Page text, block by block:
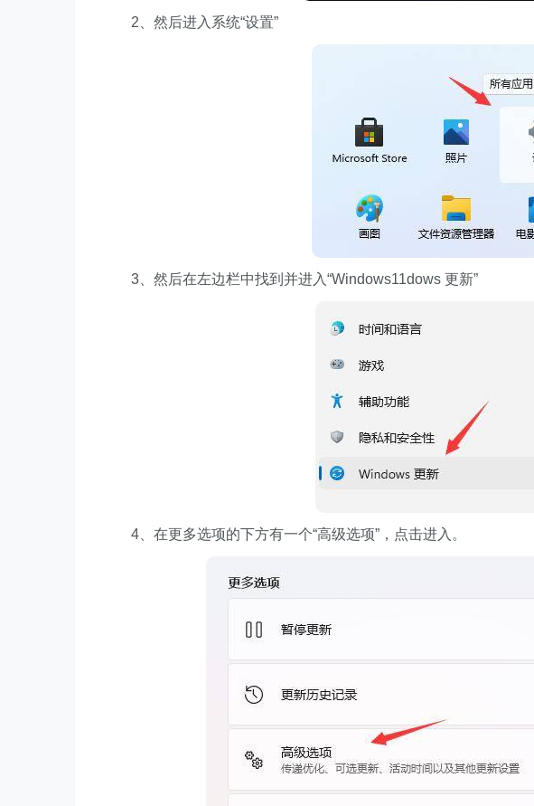
2、然后进入系统“设置”
3、然后在左边栏中找到并进入“Windows11dows 更新”
4、在更多选项的下方有一个“高级选项”，点击进入。